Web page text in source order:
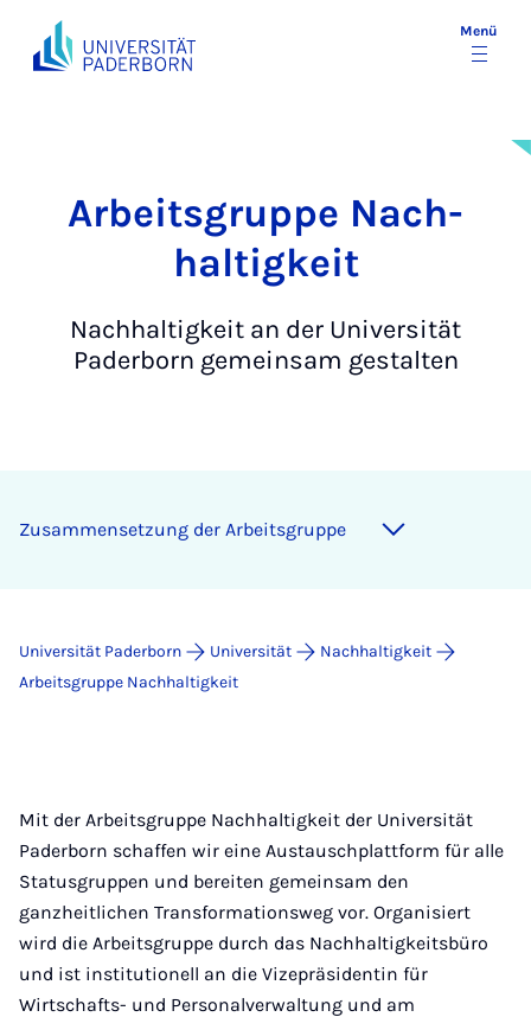
Menü
Ar­beits­grup­pe Nach­
hal­tig­keit
Nachhaltigkeit an der Universität
Paderborn gemeinsam gestalten
Zu­sam­men­set­zung der Ar­beits­grup­pe
Universität Paderborn Universität
Nachhaltigkeit
Arbeitsgruppe Nachhaltigkeit
Mit der Arbeitsgruppe Nachhaltigkeit der Universität
Paderborn schaffen wir eine Austauschplattform für alle
Statusgruppen und bereiten gemeinsam den
ganzheitlichen Transformationsweg vor. Organisiert
wird die Arbeitsgruppe durch das Nachhaltigkeitsbüro
und ist institutionell an die Vizepräsidentin für
Wirtschafts- und Personalverwaltung und am